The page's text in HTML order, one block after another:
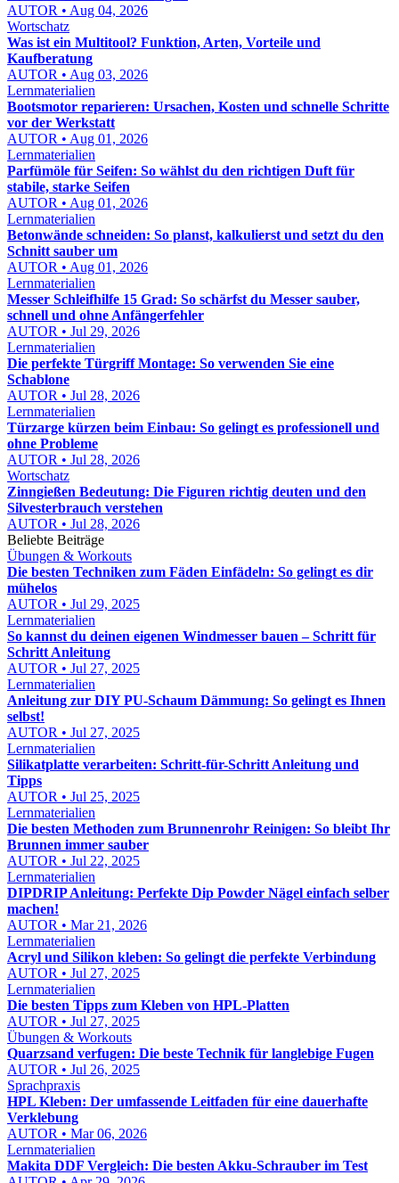
AUTOR • Aug 04, 2026
Wortschatz
Was ist ein Multitool? Funktion, Arten, Vorteile und
Kaufberatung
AUTOR • Aug 03, 2026
Lernmaterialien
Bootsmotor reparieren: Ursachen, Kosten und schnelle Schritte
vor der Werkstatt
AUTOR • Aug 01, 2026
Lernmaterialien
Parfümöle für Seifen: So wählst du den richtigen Duft für
stabile, starke Seifen
AUTOR • Aug 01, 2026
Lernmaterialien
Betonwände schneiden: So planst, kalkulierst und setzt du den
Schnitt sauber um
AUTOR • Aug 01, 2026
Lernmaterialien
Messer Schleifhilfe 15 Grad: So schärfst du Messer sauber,
schnell und ohne Anfängerfehler
AUTOR • Jul 29, 2026
Lernmaterialien
Die perfekte Türgriff Montage: So verwenden Sie eine
Schablone
AUTOR • Jul 28, 2026
Lernmaterialien
Türzarge kürzen beim Einbau: So gelingt es professionell und
ohne Probleme
AUTOR • Jul 28, 2026
Wortschatz
Zinngießen Bedeutung: Die Figuren richtig deuten und den
Silvesterbrauch verstehen
AUTOR • Jul 28, 2026
Beliebte Beiträge
Übungen & Workouts
Die besten Techniken zum Fäden Einfädeln: So gelingt es dir
mühelos
AUTOR • Jul 29, 2025
Lernmaterialien
So kannst du deinen eigenen Windmesser bauen – Schritt für
Schritt Anleitung
AUTOR • Jul 27, 2025
Lernmaterialien
Anleitung zur DIY PU-Schaum Dämmung: So gelingt es Ihnen
selbst!
AUTOR • Jul 27, 2025
Lernmaterialien
Silikatplatte verarbeiten: Schritt-für-Schritt Anleitung und
Tipps
AUTOR • Jul 25, 2025
Lernmaterialien
Die besten Methoden zum Brunnenrohr Reinigen: So bleibt Ihr
Brunnen immer sauber
AUTOR • Jul 22, 2025
Lernmaterialien
DIPDRIP Anleitung: Perfekte Dip Powder Nägel einfach selber
machen!
AUTOR • Mar 21, 2026
Lernmaterialien
Acryl und Silikon kleben: So gelingt die perfekte Verbindung
AUTOR • Jul 27, 2025
Lernmaterialien
Die besten Tipps zum Kleben von HPL-Platten
AUTOR • Jul 27, 2025
Übungen & Workouts
Quarzsand verfugen: Die beste Technik für langlebige Fugen
AUTOR • Jul 26, 2025
Sprachpraxis
HPL Kleben: Der umfassende Leitfaden für eine dauerhafte
Verklebung
AUTOR • Mar 06, 2026
Lernmaterialien
Makita DDF Vergleich: Die besten Akku-Schrauber im Test